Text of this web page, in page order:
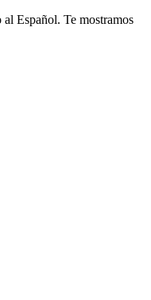
Español. Te mostramos